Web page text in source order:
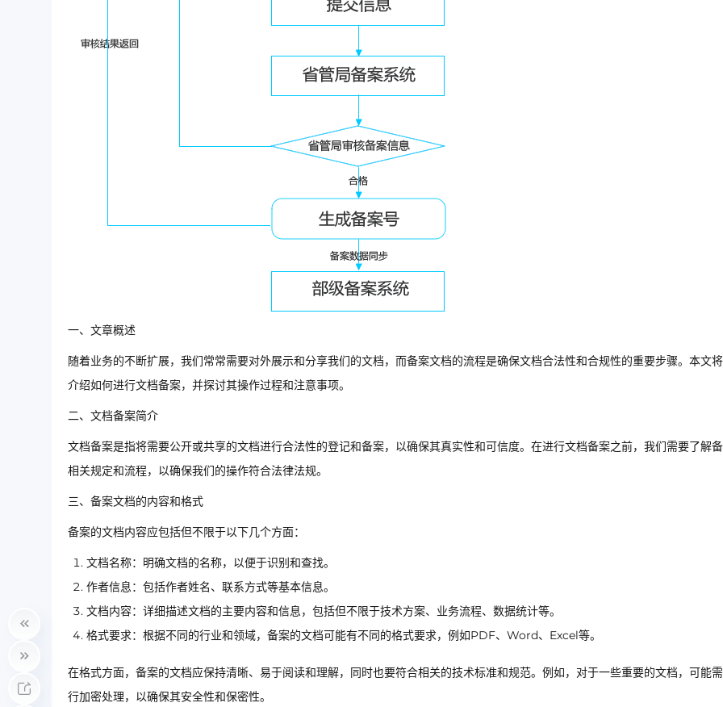
一、文章概述
随着业务的不断扩展，我们常常需要对外展示和分享我们的文档，而备案文档的流程是确保文档合法性和合规性的重要步骤。本文
介绍如何进行文档备案，并探讨其操作过程和注意事项。
二、文档备案简介
文档备案是指将需要公开或共享的文档进行合法性的登记和备案，以确保其真实性和可信度。在进行文档备案之前，我们需要了解
相关规定和流程，以确保我们的操作符合法律法规。
三、备案文档的内容和格式
备案的文档内容应包括但不限于以下几个方面：
文档名称：明确文档的名称，以便于识别和查找。
作者信息：包括作者姓名、联系方式等基本信息。
文档内容：详细描述文档的主要内容和信息，包括但不限于技术方案、业务流程、数据统计等。
格式要求：根据不同的行业和领域，备案的文档可能有不同的格式要求，例如PDF、Word、Excel等。
在格式方面，备案的文档应保持清晰、易于阅读和理解，同时也要符合相关的技术标准和规范。例如，对于一些重要的文档，可能
行加密处理，以确保其安全性和保密性。